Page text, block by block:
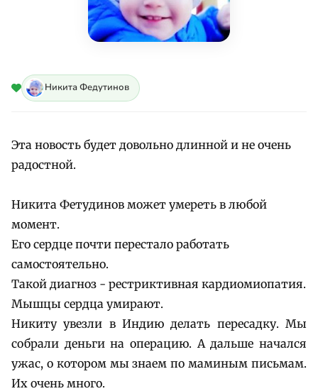
Никита Федутинов
Эта новость будет довольно длинной и не очень
радостной.
Никита Фетудинов может умереть в любой
момент.
Его сердце почти перестало работать
самостоятельно.
Такой диагноз - рестриктивная кардиомиопатия.
Мышцы сердца умирают.
Никиту увезли в Индию делать пересадку. Мы
собрали деньги на операцию. А дальше начался
ужас, о котором мы знаем по маминым письмам.
Их очень много.